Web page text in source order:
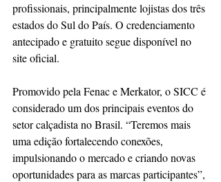
profissionais, principalmente lojistas dos três
estados do Sul do País. O credenciamento
antecipado e gratuito segue disponível no
site oficial.
Promovido pela Fenac e Merkator, o SICC é
considerado um dos principais eventos do
setor calçadista no Brasil. “Teremos mais
uma edição fortalecendo conexões,
impulsionando o mercado e criando novas
oportunidades para as marcas participantes”,